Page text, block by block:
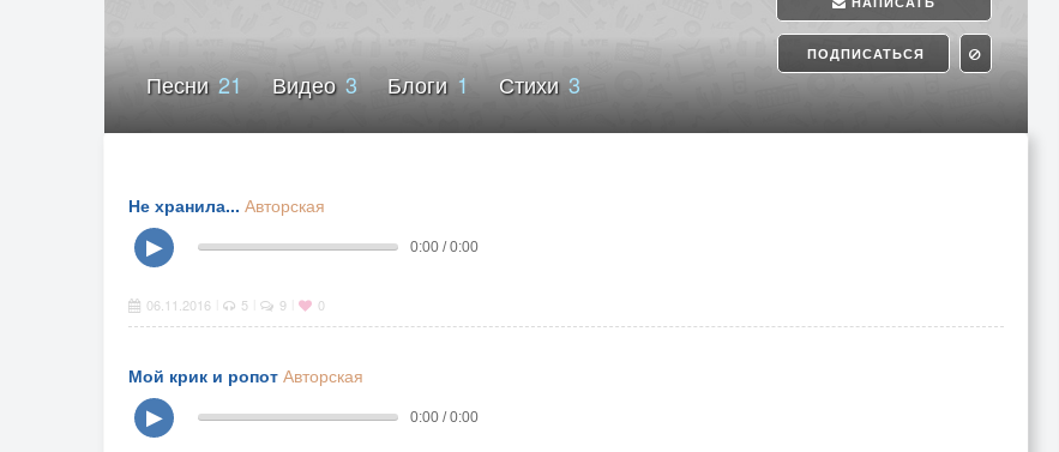
ПОДПИСАТЬСЯ
Песни21 Видео3 Блоги1 Стихи3
Не хранила... Авторская
▶
0:00 / 0:00
06.11.2016 5 9 0
Мой крик и ропот Авторская
▶
0:00 / 0:00